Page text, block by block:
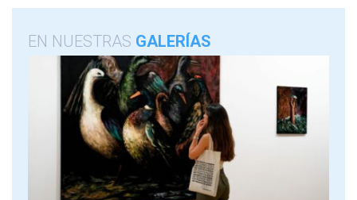
EN NUESTRAS GALERÍAS